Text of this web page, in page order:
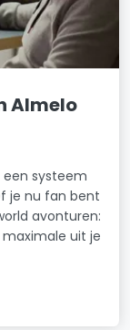
Almelo
systeem
je nu fan bent
avonturen:
uit je